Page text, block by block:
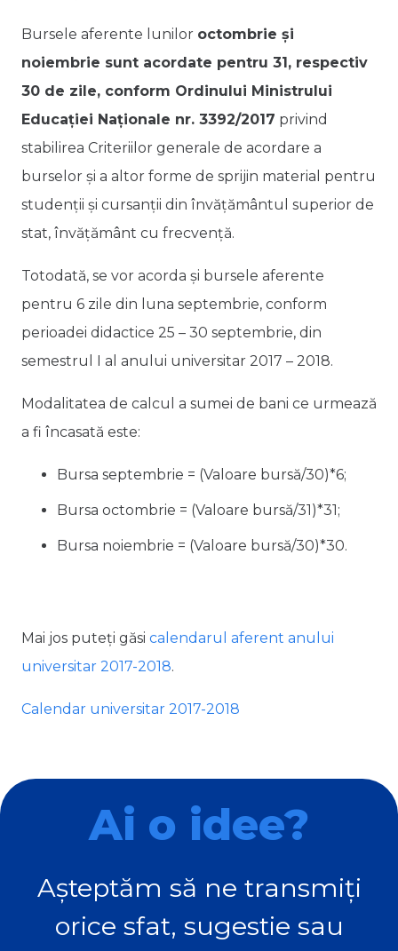
Bursele aferente lunilor octombrie și
noiembrie sunt acordate pentru 31, respectiv
30 de zile, conform Ordinului Ministrului
Educației Naționale nr. 3392/2017 privind
stabilirea Criteriilor generale de acordare a
burselor şi a altor forme de sprijin material pentru
studenţii şi cursanţii din învăţământul superior de
stat, învăţământ cu frecvenţă.
Totodată, se vor acorda și bursele aferente
pentru 6 zile din luna septembrie, conform
perioadei didactice 25 – 30 septembrie, din
semestrul I al anului universitar 2017 – 2018.
Modalitatea de calcul a sumei de bani ce urmează
a fi încasată este:
Bursa septembrie = (Valoare bursă/30)*6;
Bursa octombrie = (Valoare bursă/31)*31;
Bursa noiembrie = (Valoare bursă/30)*30.
Mai jos puteți găsi calendarul aferent anului
universitar 2017-2018.
Calendar universitar 2017-2018
Ai o idee?
Așteptăm să ne transmiți
orice sfat, sugestie sau